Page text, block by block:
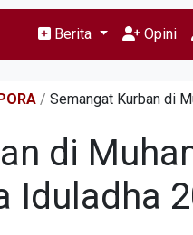
Berita Opini
/ Semangat Kurban di
di
Iduladha